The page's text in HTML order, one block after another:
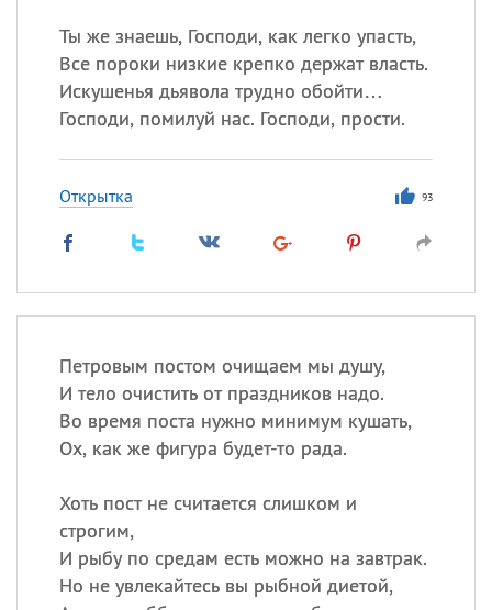
Ты же знаешь, Господи, как легко упасть,
Все пороки низкие крепко держат власть.
Искушенья дьявола трудно обойти…
Господи, помилуй нас. Господи, прости.
Открытка 93
Петровым постом очищаем мы душу,
И тело очистить от праздников надо.
Во время поста нужно минимум кушать,
Ох, как же фигура будет-то рада.
Хоть пост не считается слишком и
строгим,
И рыбу по средам есть можно на завтрак.
Но не увлекайтесь вы рыбной диетой,